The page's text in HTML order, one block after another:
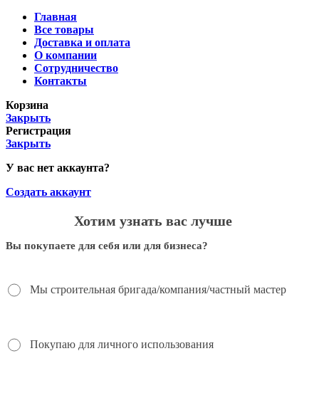
Главная
Все товары
Доставка и оплата
О компании
Сотрудничество
Контакты
Корзина
Закрыть
Регистрация
Закрыть
У вас нет аккаунта?
Создать аккаунт
Хотим узнать вас лучше
Вы покупаете для себя или для бизнеса?
Мы строительная бригада/компания/частный мастер
Покупаю для личного использования